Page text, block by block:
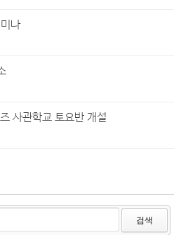
나
사관학교 토요반 개설
검색